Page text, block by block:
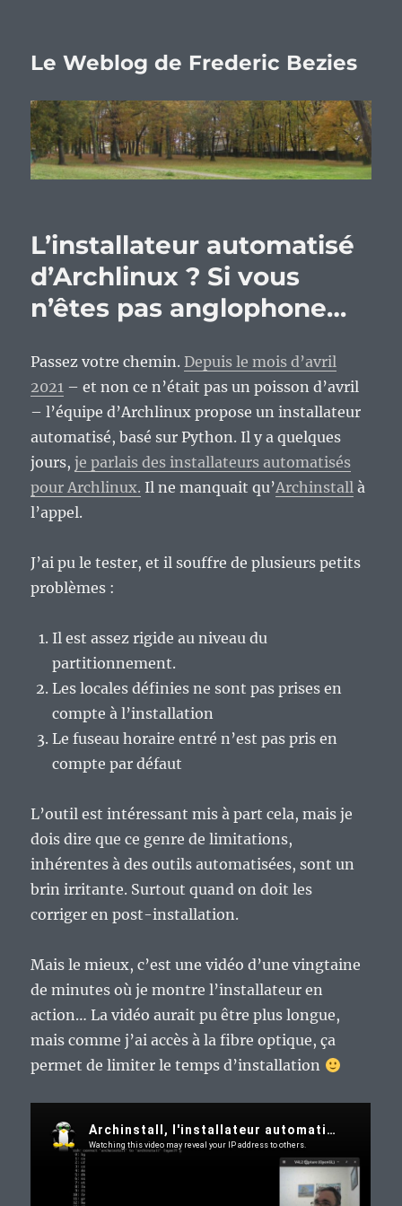
Le Weblog de Frederic Bezies
L’installateur automatisé
d’Archlinux ? Si vous
n’êtes pas anglophone…
Passez votre chemin.Depuis le mois d’avril
2021 – et non ce n’était pas un poisson d’avril
– l’équipe d’Archlinux propose un installateur
automatisé, basé sur Python. Il y a quelques
jours,je parlais des installateurs automatisés
pour Archlinux. Il ne manquait qu’Archinstall à
l’appel.
J’ai pu le tester, et il souffre de plusieurs petits
problèmes :
Il est assez rigide au niveau du
partitionnement.
Les locales définies ne sont pas prises en
compte à l’installation
Le fuseau horaire entré n’est pas pris en
compte par défaut
L’outil est intéressant mis à part cela, mais je
dois dire que ce genre de limitations,
inhérentes à des outils automatisées, sont un
brin irritante. Surtout quand on doit les
corriger en post-installation.
Mais le mieux, c’est une vidéo d’une vingtaine
de minutes où je montre l’installateur en
action… La vidéo aurait pu être plus longue,
mais comme j’ai accès à la fibre optique, ça
permet de limiter le temps d’installation